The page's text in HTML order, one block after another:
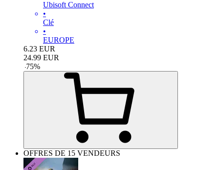
Ubisoft Connect
•
Clé
•
EUROPE
6.23 EUR
24.99 EUR
-75%
OFFRES DE 15 VENDEURS